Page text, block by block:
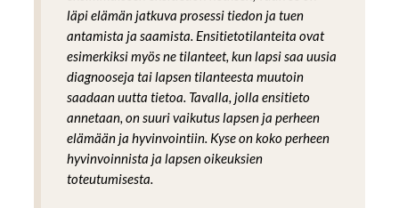
läpi elämän jatkuva prosessi tiedon ja tuen
antamista ja saamista. Ensitietotilanteita ovat
esimerkiksi myös ne tilanteet, kun lapsi saa uusia
diagnooseja tai lapsen tilanteesta muutoin
saadaan uutta tietoa. Tavalla, jolla ensitieto
annetaan, on suuri vaikutus lapsen ja perheen
elämään ja hyvinvointiin. Kyse on koko perheen
hyvinvoinnista ja lapsen oikeuksien
toteutumisesta.